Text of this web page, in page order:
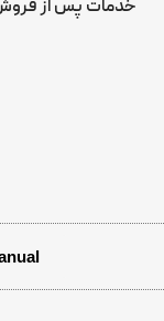
خدمات پس از